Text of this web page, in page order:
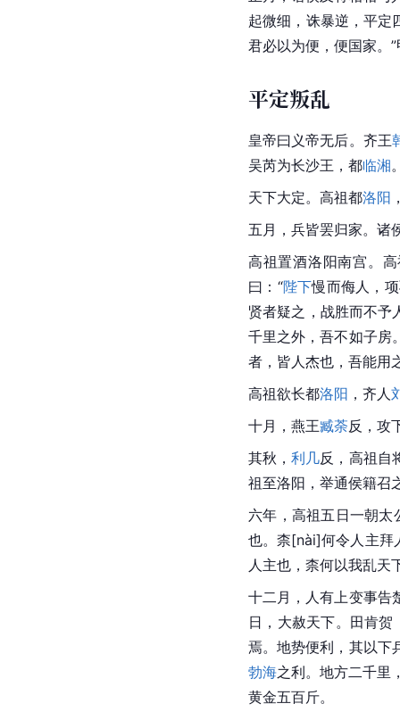
起微细，诛暴逆，平定
君必以为便，便国家。
平定叛乱
皇帝曰义帝无后。齐王
吴芮为长沙王，都临湘
天下大定。高祖都洛阳
五月，兵皆罢归家。诸
高祖置酒洛阳南宫。
曰：“陛下慢而侮人，
贤者疑之，战胜而不予
千里之外，吾不如子房
者，皆人杰也，吾能用
高祖欲长都洛阳 ，齐人
十月，燕王臧荼反，攻
其秋，利几反，高祖自
祖至洛阳，举通侯籍召
六年，高祖五日一朝太
也。柰[nài]何令人主拜
人主也，柰何以我乱天
十二月，人有上变事告
日，大赦天下。田肯贺
焉。地势便利，其以下
勃海之利。地方二千里
黄金五百斤。